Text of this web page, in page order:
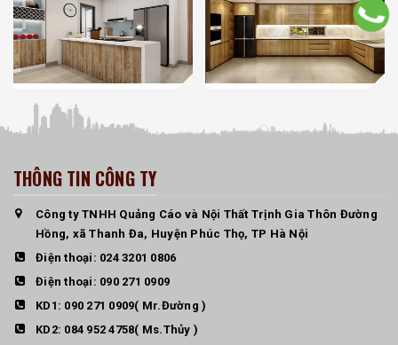
THÔNG TIN CÔNG TY
Công ty TNHH Quảng Cáo và Nội Thất Trịnh Gia Thôn Đường
Hồng, xã Thanh Đa, Huyện Phúc Thọ, TP Hà Nội
Điện thoại: 024 3201 0806
Điện thoại: 090 271 0909
KD1: 090 271 0909( Mr.Đường )
KD2: 084 952 4758( Ms.Thủy )